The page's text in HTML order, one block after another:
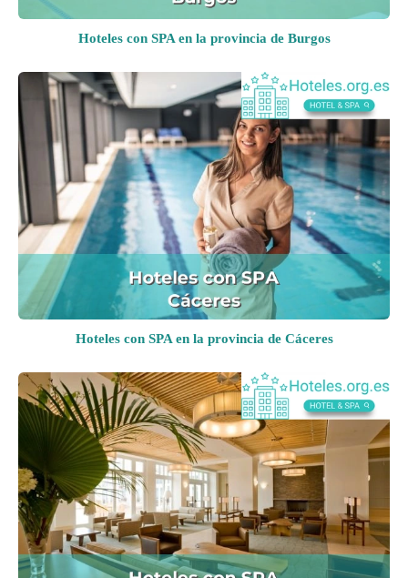
Hoteles con SPA en la provincia de Burgos
Hoteles con SPA en la provincia de Cáceres